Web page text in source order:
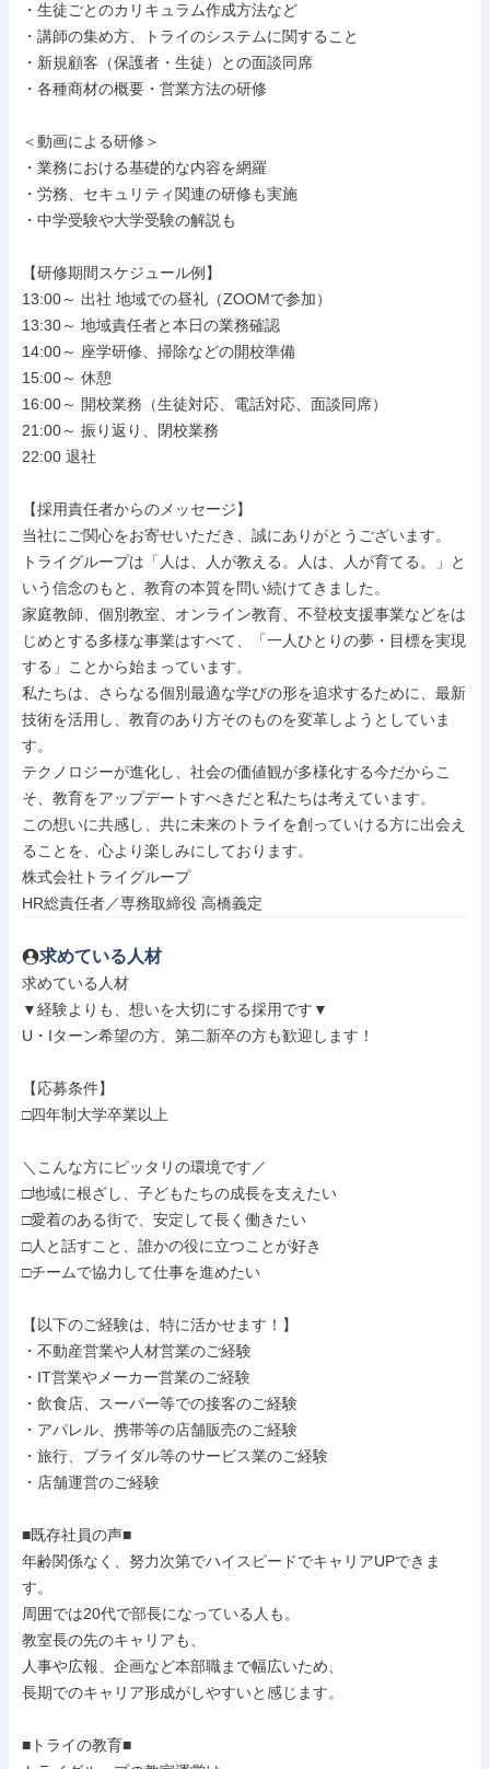
・生徒ごとのカリキュラム作成方法など
・講師の集め方、トライのシステムに関すること
・新規顧客（保護者・生徒）との面談同席
・各種商材の概要・営業方法の研修
＜動画による研修＞
・業務における基礎的な内容を網羅
・労務、セキュリティ関連の研修も実施
・中学受験や大学受験の解説も
【研修期間スケジュール例】
13:00～ 出社 地域での昼礼（ZOOMで参加）
13:30～ 地域責任者と本日の業務確認
14:00～ 座学研修、掃除などの開校準備
15:00～ 休憩
16:00～ 開校業務（生徒対応、電話対応、面談同席）
21:00～ 振り返り、閉校業務
22:00 退社
【採用責任者からのメッセージ】
当社にご関心をお寄せいただき、誠にありがとうございます。
トライグループは「人は、人が教える。人は、人が育てる。」と
いう信念のもと、教育の本質を問い続けてきました。
家庭教師、個別教室、オンライン教育、不登校支援事業などをは
じめとする多様な事業はすべて、「一人ひとりの夢・目標を実現
する」ことから始まっています。
私たちは、さらなる個別最適な学びの形を追求するために、最新
技術を活用し、教育のあり方そのものを変革しようとしていま
す。
テクノロジーが進化し、社会の価値観が多様化する今だからこ
そ、教育をアップデートすべきだと私たちは考えています。
この想いに共感し、共に未来のトライを創っていける方に出会え
ることを、心より楽しみにしております。
株式会社トライグループ
HR総責任者／専務取締役 高橋義定
求めている人材
求めている人材
▼経験よりも、想いを大切にする採用です▼
U・Iターン希望の方、第二新卒の方も歓迎します！
【応募条件】
□四年制大学卒業以上
＼こんな方にピッタリの環境です／
□地域に根ざし、子どもたちの成長を支えたい
□愛着のある街で、安定して長く働きたい
□人と話すこと、誰かの役に立つことが好き
□チームで協力して仕事を進めたい
【以下のご経験は、特に活かせます！】
・不動産営業や人材営業のご経験
・IT営業やメーカー営業のご経験
・飲食店、スーパー等での接客のご経験
・アパレル、携帯等の店舗販売のご経験
・旅行、ブライダル等のサービス業のご経験
・店舗運営のご経験
■既存社員の声■
年齢関係なく、努力次第でハイスピードでキャリアUPできま
す。
周囲では20代で部長になっている人も。
教室長の先のキャリアも、
人事や広報、企画など本部職まで幅広いため、
長期でのキャリア形成がしやすいと感じます。
■トライの教育■